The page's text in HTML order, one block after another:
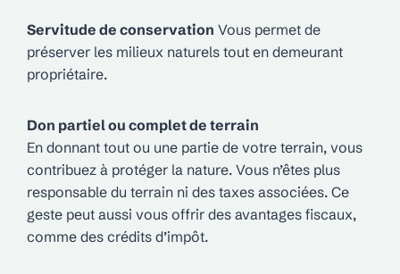
Servitude de conservation Vous permet de
préserver les milieux naturels tout en demeurant
propriétaire.
Don partiel ou complet de terrain
En donnant tout ou une partie de votre terrain, vous
contribuez à protéger la nature. Vous n’êtes plus
responsable du terrain ni des taxes associées. Ce
geste peut aussi vous offrir des avantages fiscaux,
comme des crédits d’impôt.